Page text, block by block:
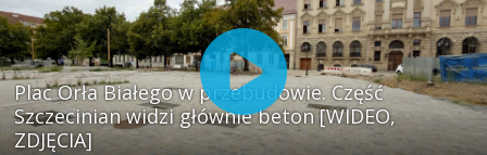
Plac Orła Białego w przebudowie. Część
Szczecinian widzi głównie beton [WIDEO,
ZDJĘCIA]